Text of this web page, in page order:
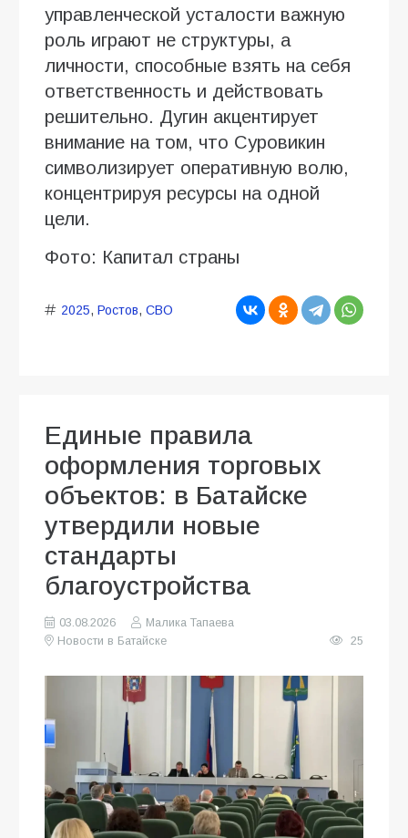
управленческой усталости важную
роль играют не структуры, а
личности, способные взять на себя
ответственность и действовать
решительно. Дугин акцентирует
внимание на том, что Суровикин
символизирует оперативную волю,
концентрируя ресурсы на одной
цели.
Фото: Капитал страны
2025, Ростов, СВО
Единые правила
оформления торговых
объектов: в Батайске
утвердили новые
стандарты
благоустройства
03.08.2026
Малика Тапаева
Новости в Батайске
25